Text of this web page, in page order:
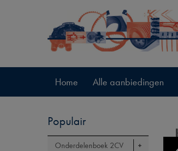
Home Alle aanbiedingen
Populair
Onderdelenboek 2CV